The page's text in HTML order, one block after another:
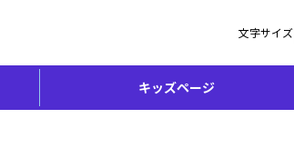
文字サイズ
キッズページ